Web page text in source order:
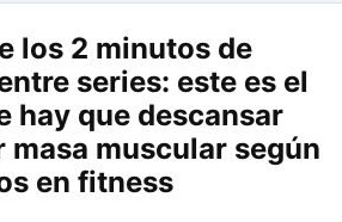
los 2 minutos de
series: este es el
hay que descansar
masa muscular según
en fitness